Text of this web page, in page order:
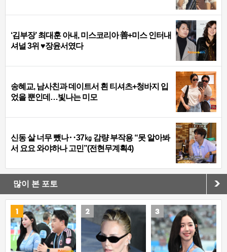
‘김부장’ 최대훈 아내, 미스코리아 善+미스 인터내
셔널 3위 ♥장윤서였다
송혜교, 남사친과 데이트서 흰 티셔츠+청바지 입
었을 뿐인데…빛나는 미모
신동 살 너무 뺐나‥37㎏ 감량 부작용 “못 알아봐
서 요요 와야하나 고민”(전현무계획4)
많이 본 포토